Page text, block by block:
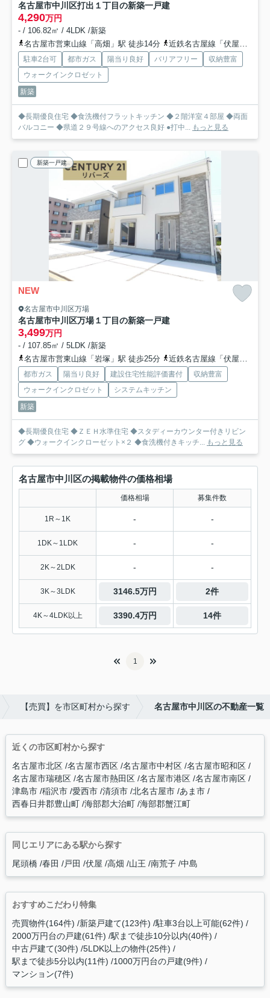
名古屋市中川区打出１丁目の新築一戸建
4,290万円
- / 106.82㎡ / 4LDK /新築
名古屋市営東山線「高畑」駅 徒歩14分
近鉄名古屋線「伏屋」駅 徒歩23分
駐車2台可 都市ガス 陽当り良好 バリアフリー
収納豊富
ウォークインクロゼット
新築
◆長期優良住宅 ◆食洗機付フラットキッチン ◆２階洋室４部屋 ◆両面
バルコニー ◆県道２９号線へのアクセス良好 ●打中... もっと見る
新築一戸建
NEW
名古屋市中川区万場
名古屋市中川区万場１丁目の新築一戸建
3,499万円
- / 107.85㎡ / 5LDK /新築
名古屋市営東山線「岩塚」駅 徒歩25分
近鉄名古屋線「伏屋」駅 徒歩28分
都市ガス 陽当り良好 建設住宅性能評価書付
収納豊富
ウォークインクロゼット
システムキッチン
新築
◆長期優良住宅 ◆ＺＥＨ水準住宅 ◆スタディーカウンター付きリビン
グ ◆ウォークインクローゼット×２ ◆食洗機付きキッチ...
もっと見る
名古屋市中川区の掲載物件の価格相場
価格相場 募集件数
1R～1K - -
1DK～1LDK - -
2K～2LDK - -
3K～3LDK 3146.5万円 2件
4K～4LDK以上 3390.4万円 14件
1
【売買】を市区町村から探す 名古屋市中川区の不動産一覧
近くの市区町村から探す
名古屋市北区 名古屋市西区 名古屋市中村区 名古屋市昭和区
名古屋市瑞穂区 名古屋市熱田区 名古屋市港区 名古屋市南区
津島市 稲沢市 愛西市 清須市 北名古屋市 あま市
西春日井郡豊山町 海部郡大治町 海部郡蟹江町
同じエリアにある駅から探す
尾頭橋 春田 戸田 伏屋 高畑 山王 南荒子 中島
おすすめこだわり特集
売買物件(164件) 新築戸建て(123件) 駐車3台以上可能(62件)
2000万円台の戸建(61件) 駅まで徒歩10分以内(40件)
中古戸建て(30件) 5LDK以上の物件(25件)
駅まで徒歩5分以内(11件) 1000万円台の戸建(9件)
マンション(7件)